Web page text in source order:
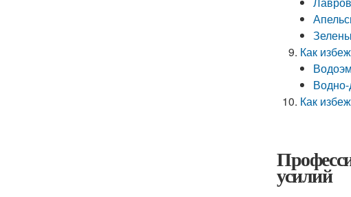
Как
Как
усилий